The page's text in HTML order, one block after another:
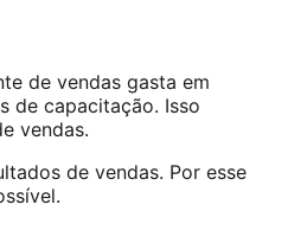
de vendas gasta em
de capacitação. Isso
vendas.
de vendas. Por esse